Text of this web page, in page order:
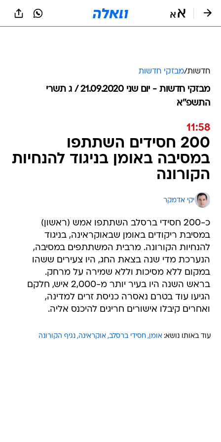
חדשות/מבזקי חדשות
מבזקי חדשות - יום שני 21.09.2020 / ג תשרי
התשפ"א
11:58
200 חסידים השתתפו
במסיבה באומן בניגוד להנחיות
הקורונה
יקי אדמקר
כ-200 חסידי ברסלב השתתפו אמש (ראשון)
במסיבת ריקודים באומן שבאוקראינה, בניגוד
להנחיות הקורונה. מרבית המשתתפים במסיבה,
הנערכת מדי שנה בצאת החג, היו צעירים ששהו
במקום ללא מסיכות וללא שמירה על מרחק.
בראש השנה היו בעיר יותר מ-2,000 איש, חלקם
הגיעו עוד בטרם נאסרה כניסת זרים למדינה,
ואחרים קיבלו אישורים חריגים להיכנס אליה.
עוד באותו נושא: אומן חסידי ברסלב אוקראינה נגיף הקורונה